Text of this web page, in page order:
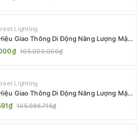
Lighting
Giao Thông Di Động Năng Lượng Mặt
ZL-300A-D
105.000.000₫
Lighting
Giao Thông Di Động Năng Lượng Mặt
ZL-409300C
105.086.715₫